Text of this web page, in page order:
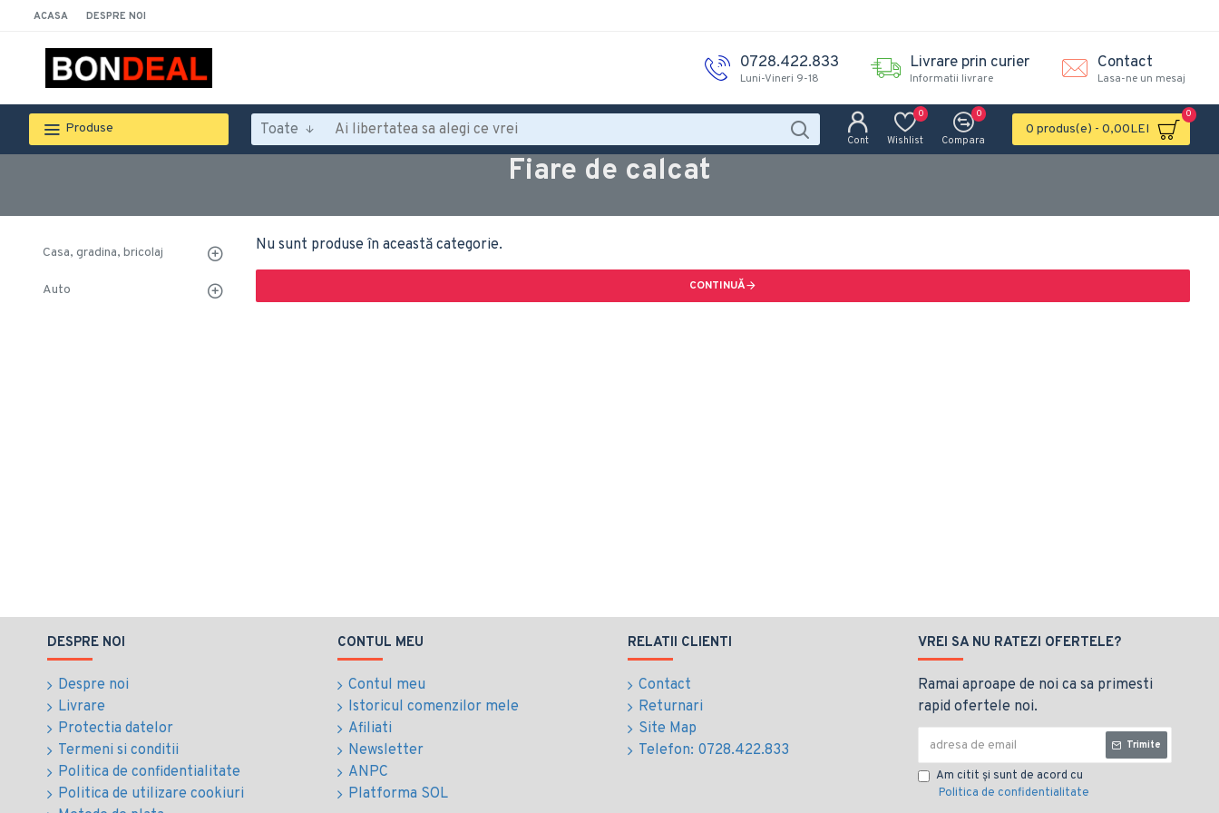
ACASA DESPRE NOI
0728.422.833
Luni-Vineri 9-18
Livrare prin curier
Informatii livrare
Contact
Lasa-ne un mesaj
Produse Toate
Cont Wishlist
0
Compara
0
0 produs(e) - 0,00LEI
0
Fiare de calcat
Casa, gradina, bricolaj
Auto
Nu sunt produse în această categorie.
CONTINUĂ
DESPRE NOI
Despre noi
Livrare
Protectia datelor
Termeni si conditii
Politica de confidentialitate
Politica de utilizare cookiuri
CONTUL MEU
Contul meu
Istoricul comenzilor mele
Afiliati
Newsletter
ANPC
Platforma SOL
RELATII CLIENTI
Contact
Returnari
Site Map
Telefon: 0728.422.833
VREI SA NU RATEZI OFERTELE?
Ramai aproape de noi ca sa primesti
rapid ofertele noi.
Trimite
Am citit şi sunt de acord cu
Politica de confidentialitate